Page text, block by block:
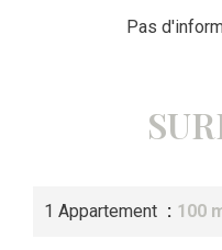
Pas
1 Appartement 100